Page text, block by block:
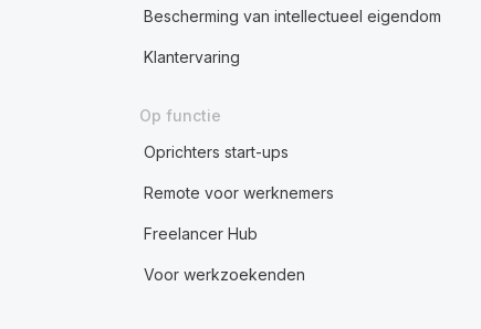
Bescherming van intellectueel eigendom
Klantervaring
Op functie
Oprichters start-ups
Remote voor werknemers
Freelancer Hub
Voor werkzoekenden